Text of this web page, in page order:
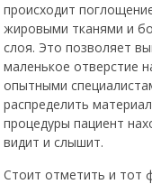
происходит
жировыми тканями и
слоя. Это позволяет
маленькое отверстие
опытными
распределить
процедуры пациент
видит и слышит.
Стоит отметить и тот